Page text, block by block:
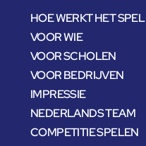
HOE WERKT HET SPEL
VOOR WIE
VOOR SCHOLEN
VOOR BEDRIJVEN
IMPRESSIE
NEDERLANDS TEAM
COMPETITIE SPELEN